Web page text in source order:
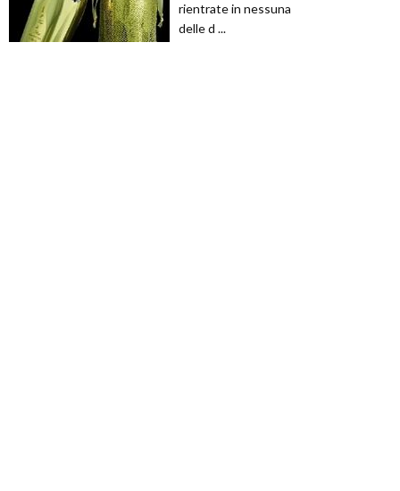
rientrate in nessuna
delle d ...